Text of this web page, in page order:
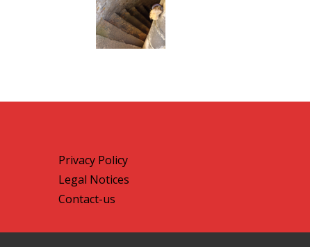
Privacy Policy
Legal Notices
Contact-us